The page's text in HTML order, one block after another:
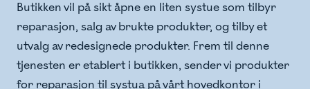
Butikken vil på sikt åpne en liten systue som tilbyr
reparasjon, salg av brukte produkter, og tilby et
utvalg av redesignede produkter. Frem til denne
tjenesten er etablert i butikken, sender vi produkter
for reparasjon til systua på vårt hovedkontor i